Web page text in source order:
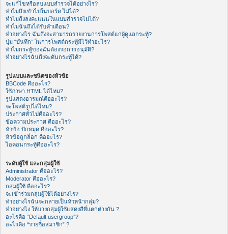
จะแก้ไขหรือลบแบบสำรวจได้อย่างไร?
ทำไมถึงเข้าไปในบอร์ด ไม่ได้?
ทำไมถึงลงคะแนนในแบบสำรวจไม่ได้?
ทำไมฉันถึงได้รับคำเตือน?
ทำอย่างไร ฉันถึงจะสามารถรายงานการโพสต์แก่ผู้ดูแลกระทู้?
ปุ่ม “บันทึก” ในการโพสต์กระทู้มีไว้ทำอะไร?
ทำไมกระทู้ของฉันต้องรอการอนุมัติ?
ทำอย่างไรฉันถึงจะดันกระทู้ได้?
รูปแบบและชนิดของหัวข้อ
BBCode คืออะไร?
ใช้ภาษา HTML ได้ไหม?
รูปแสดงอารมณ์คืออะไร?
จะโพสต์รูปได้ไหม?
ประกาศทั่วไปคืออะไร?
ข้อความประกาศ คืออะไร?
หัวข้อ ปักหมุด คืออะไร?
หัวข้อถูกล็อก คืออะไร?
ไอคอนกระทู้คืออะไร?
ระดับผู้ใช้ และกลุ่มผู้ใช้
Administrator คืออะไร?
Moderator คืออะไร?
กลุ่มผู้ใช้ คืออะไร?
จะเข้าร่วมกลุ่มผู้ใช้ได้อย่างไร?
ทำอย่างไรฉันจะกลายเป็นหัวหน้ากลุ่ม?
ทำอย่างไง ให้บางกลุ่มผู้ใช้แสดงสีที่แตกต่างกัน ?
อะไรคือ “Default usergroup”?
อะไรคือ “รายชื่อสมาชิก” ?